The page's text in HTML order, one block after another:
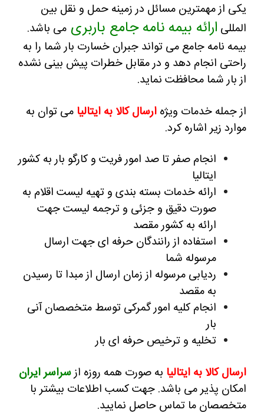
یکی از مهمترین مسائل در زمینه حمل و نقل بین
المللی ارائه بیمه نامه جامع باربری می باشد.
بیمه نامه جامع می تواند جبران خسارت بار شما را به
راحتی انجام دهد و در مقابل خطرات پیش بینی نشده
از بار شما محافظت نماید.
از جمله خدمات ویژه ارسال کالا به ایتالیا می توان به
موارد زیر اشاره کرد.
انجام صفر تا صد امور فریت و کارگو بار به کشور
ایتالیا
ارائه خدمات بسته بندی و تهیه لیست اقلام به
صورت دقیق و جزئی و ترجمه لیست جهت
ارائه به کشور مقصد
استفاده از رانندگان حرفه ای جهت ارسال
مرسوله شما
ردیابی مرسوله از زمان ارسال از مبدا تا رسیدن
به مقصد
انجام کلیه امور گمرکی توسط متخصصان آنی
بار
تخلیه و ترخیص حرفه ای بار
ارسال کالا به ایتالیا به صورت همه روزه ازسراسر ایران
امکان پذیر می باشد. جهت کسب اطلاعات بیشتر با
متخصصان ما تماس حاصل نمایید.